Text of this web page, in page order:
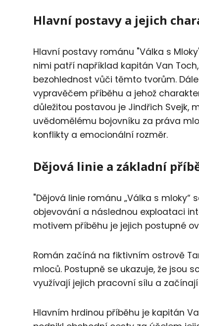
Hlavní postavy a jejich
Hlavní postavy románu "Válka s
nimi patří například kapitán Van
bezohlednost vůči těmto tvorům.
vypravěčem příběhu a jehož
důležitou postavou je Jindřich Svejk,
uvědomělému bojovníku za práva
konflikty a emocionální rozměr.
Dějová linie a základní
"Dějová linie románu „Válka s
objevování a následnou exploataci
motivem příběhu je jejich postupné
Román začíná na fiktivním ostrově
mloců. Postupně se ukazuje, že jsou
využívají jejich pracovní sílu a
Hlavním hrdinou příběhu je kapitán